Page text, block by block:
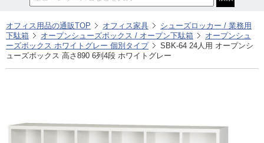
オフィス用品の通販TOP オフィス家具
シューズロッカー / 業務用
下駄箱
オープンシューズボックス / オープン下駄箱
オープンシュ
ーズボックス ホワイトグレー 個別タイプ
SBK-64 24人用 オープンシ
ューズボックス 高さ890 6列4段 ホワイトグレー